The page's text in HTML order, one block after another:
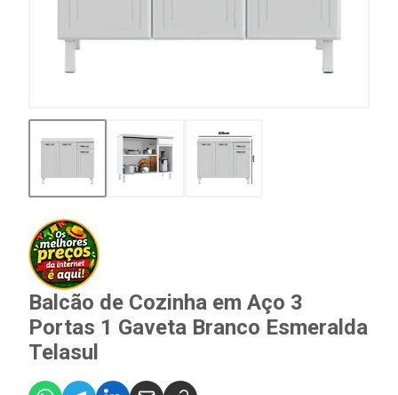
Balcão de Cozinha em Aço 3
Portas 1 Gaveta Branco Esmeralda
Telasul